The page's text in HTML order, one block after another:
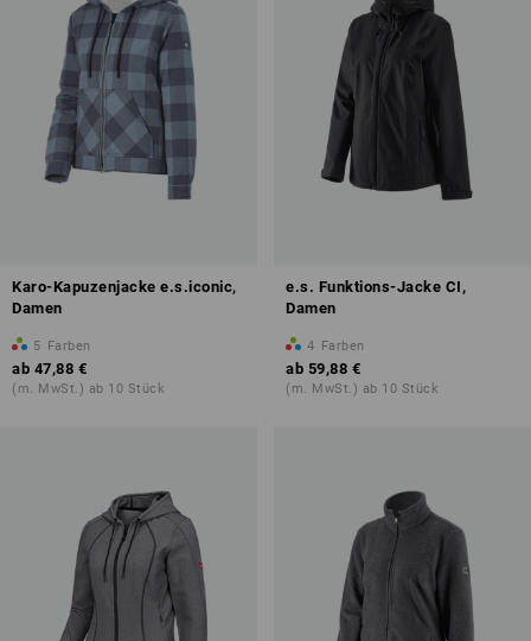
Karo-Kapuzenjacke e.s.iconic,
Damen
5 Farben
ab 47,88 €
(m. MwSt.) ab 10 Stück
e.s. Funktions-Jacke CI,
Damen
4 Farben
ab 59,88 €
(m. MwSt.) ab 10 Stück